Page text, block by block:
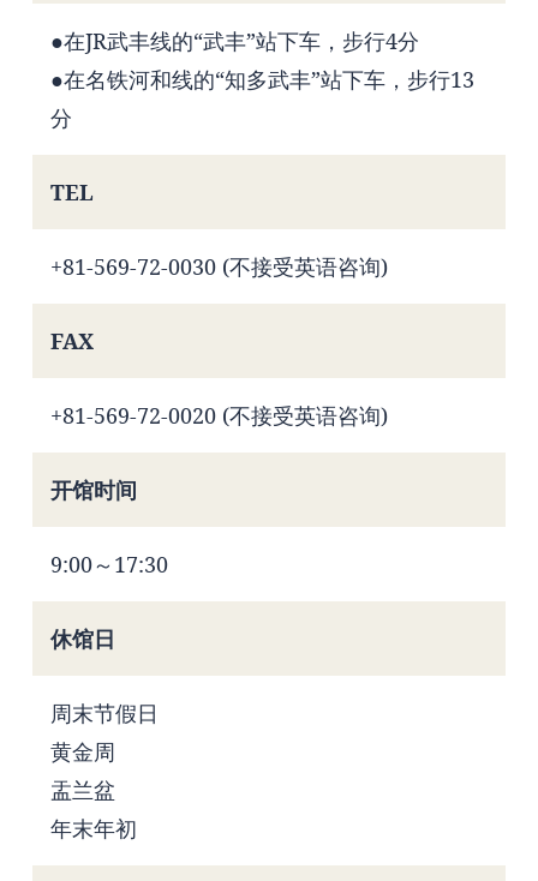
●在JR武丰线的“武丰”站下车，步行4分
●在名铁河和线的“知多武丰”站下车，步行13
分
TEL
+81-569-72-0030 (不接受英语咨询)
FAX
+81-569-72-0020 (不接受英语咨询)
开馆时间
9:00～17:30
休馆日
周末节假日
黄金周
盂兰盆
年末年初